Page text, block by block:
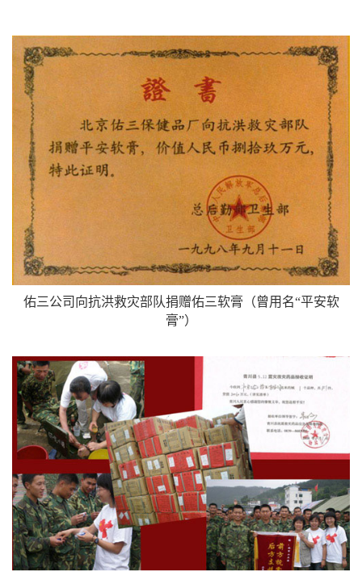
佑三公司向抗洪救灾部队捐赠佑三软膏（曾用名“平安软
膏”）